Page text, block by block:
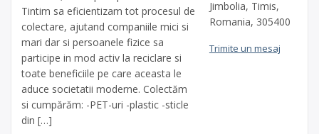
Tintim sa eficientizam tot procesul de
colectare, ajutand companiile mici si
mari dar si persoanele fizice sa
participe in mod activ la reciclare si
toate beneficiile pe care aceasta le
aduce societatii moderne. Colectăm
si cumpărăm: -PET-uri -plastic -sticle
din […]
Jimbolia, Timis,
Romania, 305400
Trimite un mesaj